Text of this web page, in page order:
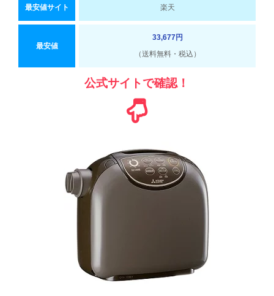
最安値サイト 楽天
最安値
33,677円
（送料無料・税込）
公式サイトで確認！